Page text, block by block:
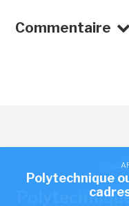
Commentaire
Polytechnique